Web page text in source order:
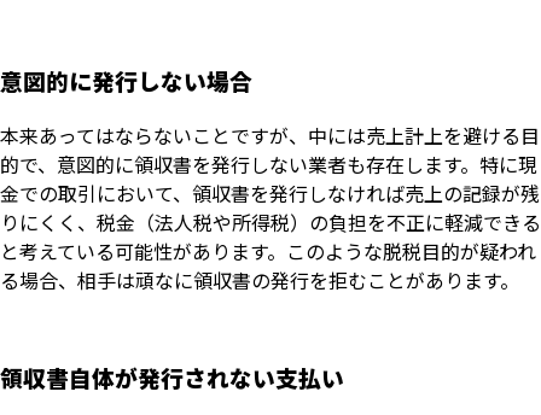
意図的に発行しない場合
本来あってはならないことですが、中には売上計上を避ける目
的で、意図的に領収書を発行しない業者も存在します。特に現
金での取引において、領収書を発行しなければ売上の記録が残
りにくく、税金（法人税や所得税）の負担を不正に軽減できる
と考えている可能性があります。このような脱税目的が疑われ
る場合、相手は頑なに領収書の発行を拒むことがあります。
領収書自体が発行されない支払い